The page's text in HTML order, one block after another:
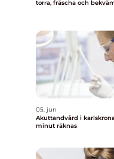
torra, fräscha och
05. jun
Akuttandvård i karlskrona när
minut räknas